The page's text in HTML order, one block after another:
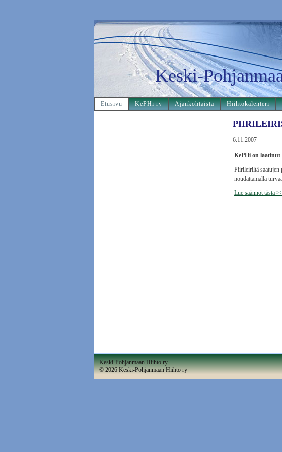
Keski-
Etusivu KePHi ry Ajankohtaista Hiihtokalenteri
6.11.2007
KePHi on
Piirileiriltä saatujen
noudattamalla
Lue säännöt tästä
Keski-Pohjanmaan Hiihto ry
©2026 Keski-Pohjanmaan Hiihto ry